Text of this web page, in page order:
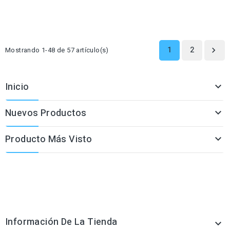
Mostrando 1-48 de 57 artículo(s) 1 2 
Inicio 
Nuevos Productos 
Producto Más Visto 
Información De La Tienda 